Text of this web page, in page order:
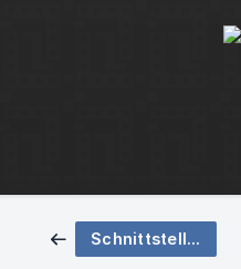
Schnittstellen